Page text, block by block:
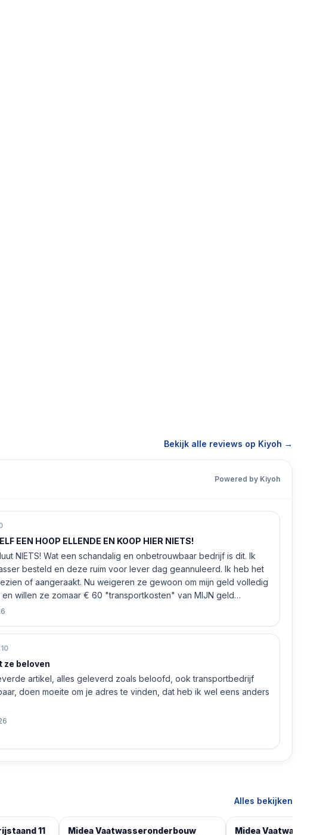
Bekijk alle reviews op Kiyoh →
Powered by Kiyoh
EEN HOOP ELLENDE EN KOOP HIER NIETS!
NIETS! Wat een schandalig en onbetrouwbaar bedrijf is dit. Ik
besteld en deze ruim voor lever dag geannuleerd. Ik heb het
of aangeraakt. Nu weigeren ze gewoon om mijn geld volledig
willen ze zomaar € 60 "transportkosten" van MIJN geld
ze beloven
artikel, alles geleverd zoals beloofd, ook transportbedrijf
doen moeite om je adres te vinden, dat heb ik wel eens anders
Alles bekijken
11
Midea Vaatwasseronderbouw
Midea